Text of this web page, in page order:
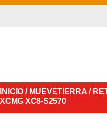
INICIO / MUEVETIERRA /
XCMG XC8-S2570